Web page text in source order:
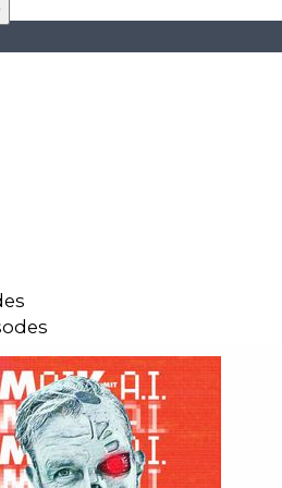
Yamal– Bastian Schweinsteiger